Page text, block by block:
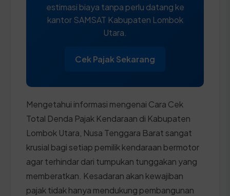
estimasi biaya tanpa perlu datang ke
kantor SAMSAT Kabupaten Lombok
Utara.
Cek Pajak Sekarang
Mengetahui informasi mengenai Cara Cek
Total Denda Pajak Kendaraan di Kabupaten
Lombok Utara, Nusa Tenggara Barat sangat
krusial bagi setiap pemilik kendaraan bermotor
agar terhindar dari tumpukan tunggakan yang
memberatkan. Kesadaran akan kewajiban
pajak tidak hanya mendukung pembangunan